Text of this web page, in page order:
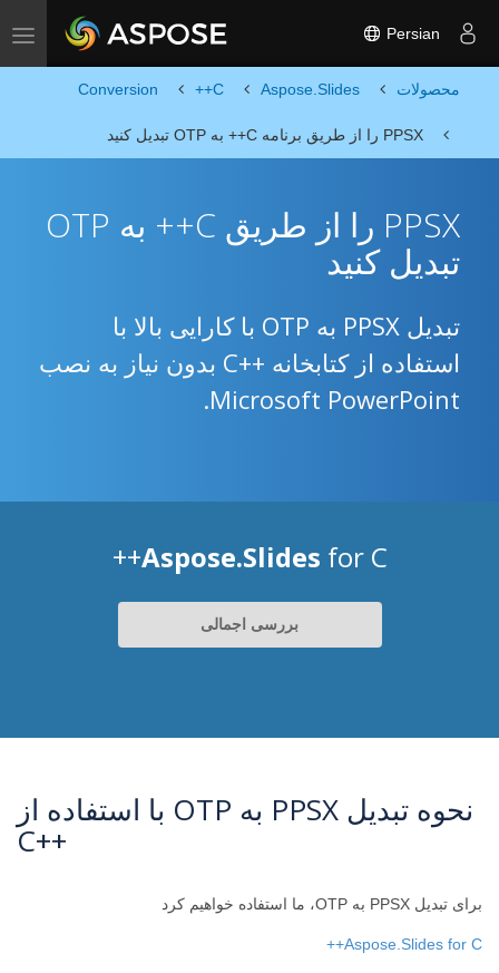
Toggle navigation Persian
محصولات Aspose.Slides
C++
Conversion
PPSX را از طریق برنامه C++ به OTP تبدیل کنید
PPSX را از طریق C++ به OTP
تبدیل کنید
تبدیل PPSX به OTP با کارایی بالا با
استفاده از کتابخانه ++C بدون نیاز به نصب
Microsoft PowerPoint.
Aspose.Slides for C++
بررسی اجمالی
نحوه تبدیل PPSX به OTP با استفاده از
++C
برای تبدیل PPSX به OTP، ما استفاده خواهیم کرد
Aspose.Slides for C++